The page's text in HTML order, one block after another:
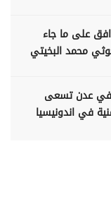
على ما جاء
محمد البخيتي
في عدن تسعى
في اندونيسيا